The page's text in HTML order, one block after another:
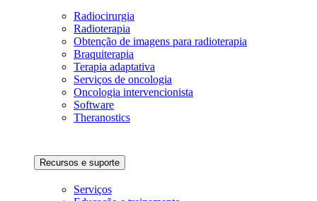
Radiocirurgia
Radioterapia
Obtenção de imagens para radioterapia
Braquiterapia
Terapia adaptativa
Serviços de oncologia
Oncologia intervencionista
Software
Theranostics
Recursos e suporte
Serviços